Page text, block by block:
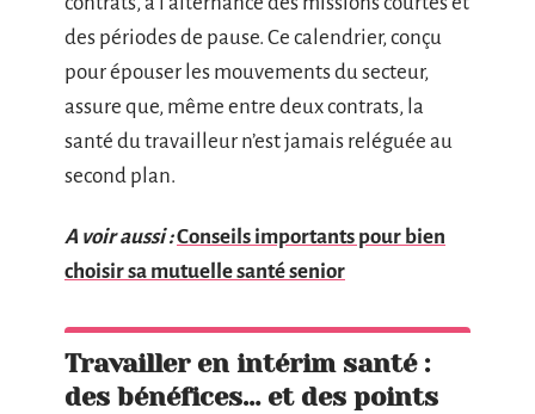
des périodes de pause. Ce calendrier, conçu
pour épouser les mouvements du secteur,
assure que, même entre deux contrats, la
santé du travailleur n’est jamais reléguée au
second plan.
A voir aussi :Conseils importants pour bien
choisir sa mutuelle santé senior
Travailler en intérim santé :
des bénéfices… et des points